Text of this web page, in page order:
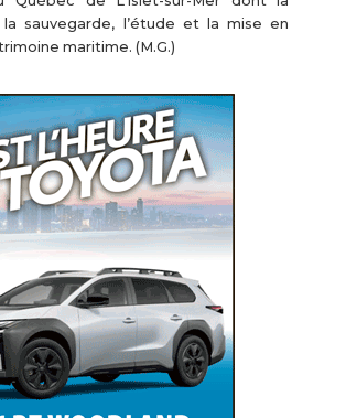
sauvegarde, l’étude et la mise en
maritime. (M.G.)